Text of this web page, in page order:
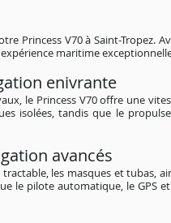
Princess V70 à Saint-Tropez.
maritime
enivrante
le Princess V70 offre une
isolées, tandis que le
avancés
les masques et tubas,
le pilote automatique, le GPS